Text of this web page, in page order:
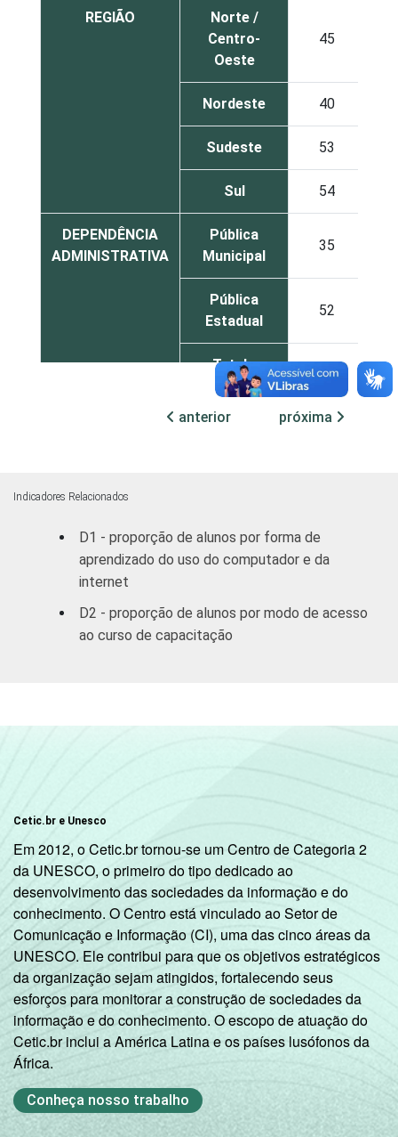
REGIÃO
Norte /
Centro-
Oeste
45
Nordeste 40
Sudeste 53
Sul 54
DEPENDÊNCIA
ADMINISTRATIVA
Pública
Municipal
35
Pública
Estadual
52
Total -
Públicas
46
Fundamental
Ensino
Fundamental
56
Médio
setembro e dezembro de 2012.
Fonte: NIC.br - set/dez 2012
anterior próxima
Indicadores Relacionados
D1 - proporção de alunos por forma de
aprendizado do uso do computador e da
internet
D2 - proporção de alunos por modo de acesso
ao curso de capacitação
Cetic.br e Unesco
Em 2012, o Cetic.br tornou-se um Centro de Categoria 2
da UNESCO, o primeiro do tipo dedicado ao
desenvolvimento das sociedades da informação e do
conhecimento. O Centro está vinculado ao Setor de
Comunicação e Informação (CI), uma das cinco áreas da
UNESCO. Ele contribui para que os objetivos estratégicos
da organização sejam atingidos, fortalecendo seus
esforços para monitorar a construção de sociedades da
informação e do conhecimento. O escopo de atuação do
Cetic.br inclui a América Latina e os países lusófonos da
África.
Conheça nosso trabalho